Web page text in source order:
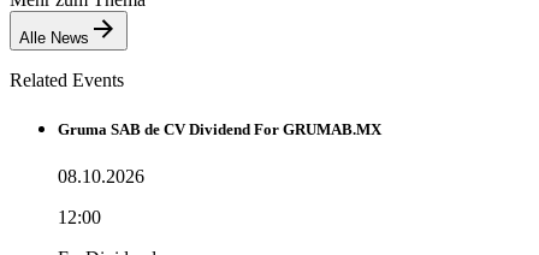
Alle News
Related Events
Gruma SAB de CV Dividend For GRUMAB.MX
08.10.2026
12:00